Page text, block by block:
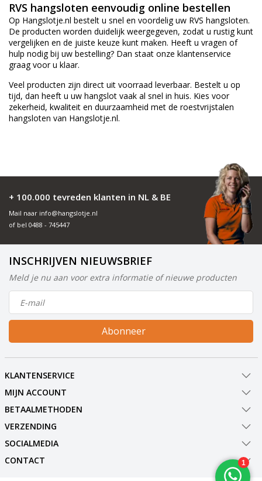
RVS hangsloten eenvoudig online bestellen
Op Hangslotje.nl bestelt u snel en voordelig uw RVS hangsloten.
De producten worden duidelijk weergegeven, zodat u rustig kunt
vergelijken en de juiste keuze kunt maken. Heeft u vragen of
hulp nodig bij uw bestelling? Dan staat onze klantenservice
graag voor u klaar.
Veel producten zijn direct uit voorraad leverbaar. Bestelt u op
tijd, dan heeft u uw hangslot vaak al snel in huis. Kies voor
zekerheid, kwaliteit en duurzaamheid met de roestvrijstalen
hangsloten van Hangslotje.nl.
+ 100.000 tevreden klanten in NL & BE
Mail naar info@hangslotje.nl
of bel 0488 - 745447
INSCHRIJVEN NIEUWSBRIEF
Meld je nu aan voor extra informatie of nieuwe producten
Abonneer
KLANTENSERVICE
MIJN ACCOUNT
BETAALMETHODEN
VERZENDING
SOCIALMEDIA
CONTACT